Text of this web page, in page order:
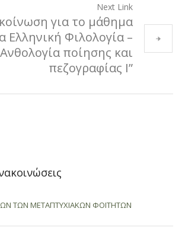
Next Link
για το μάθημα
Ελληνική Φιλολογία –
Ανθολογία ποίησης και
πεζογραφίας Ι”
ΤΩΝ ΜΕΤΑΠΤΥΧΙΑΚΩΝ ΦΟΙΤΗΤΩΝ